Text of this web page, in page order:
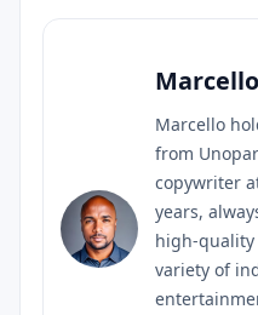
Marcello
from
copywriter
years,
high-quality
variety of